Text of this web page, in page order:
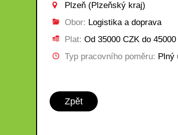
Plzeň (Plzeňský kraj)
Obor: Logistika a doprava
Plat: Od 35000 CZK do
Typ pracovního poměru: Plný
Zpět